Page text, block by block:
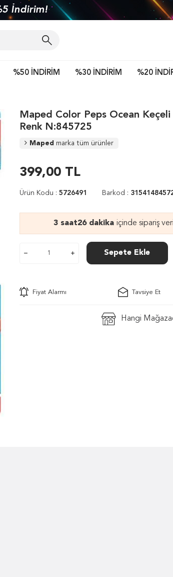
İndirim!
%50 İNDİRİM %30 İNDİRİM %20
Maped Color Peps Ocean
Renk N:845725
Maped marka tüm ürünler
399,00 TL
Ürün Kodu : 5726491 Barkod :
3 saat26 dakika içinde sipariş
Sepete Ekle
Fiyat Alarmı Tavsiye Et
Hangi